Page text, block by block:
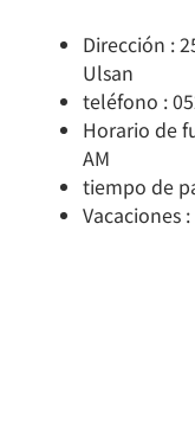
Dirección :
Ulsan
teléfono :
Horario de
AM
tiempo de
Vacaciones